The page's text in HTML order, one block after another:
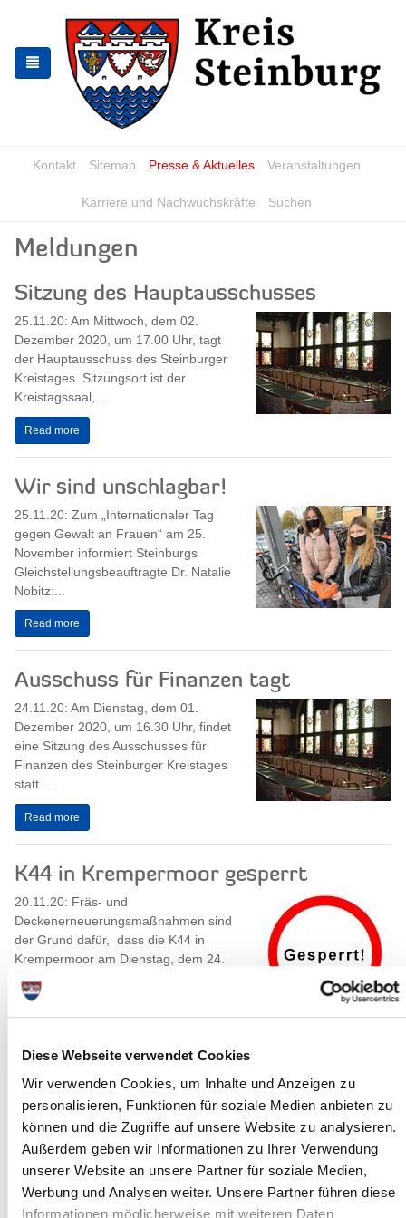
Diese Webseite verwendet Cookies
Wir verwenden Cookies, um Inhalte und Anzeigen zu
personalisieren, Funktionen für soziale Medien anbieten zu
können und die Zugriffe auf unsere Website zu analysieren.
Außerdem geben wir Informationen zu Ihrer Verwendung
unserer Website an unsere Partner für soziale Medien,
Werbung und Analysen weiter. Unsere Partner führen diese
Informationen möglicherweise mit weiteren Daten
springen
springen
Kontakt Sitemap Presse & Aktuelles Veranstaltungen
Karriere und Nachwuchskräfte Suchen
Meldungen
Sitzung des Hauptausschusses
25.11.20: Am Mittwoch, dem 02.
Dezember 2020, um 17.00 Uhr, tagt
der Hauptausschuss des Steinburger
Kreistages. Sitzungsort ist der
Kreistagssaal,...
Read more
Wir sind unschlagbar!
25.11.20: Zum „Internationaler Tag
gegen Gewalt an Frauen“ am 25.
November informiert Steinburgs
Gleichstellungsbeauftragte Dr. Natalie
Nobitz:...
Read more
Ausschuss für Finanzen tagt
24.11.20: Am Dienstag, dem 01.
Dezember 2020, um 16.30 Uhr, findet
eine Sitzung des Ausschusses für
Finanzen des Steinburger Kreistages
statt....
Read more
K44 in Krempermoor gesperrt
20.11.20: Fräs- und
Deckenerneuerungsmaßnahmen sind
der Grund dafür, dass die K44 in
Krempermoor am Dienstag, dem 24.
Gesundheit, Gleichstellung und
Inklusion tagt
19.11.20: Der Ausschuss für Soziales,
Familie, Gesundheit, Gleichstellung
und Inklusion des Steinburger
Kreistages (AfSFGGI) tagt am